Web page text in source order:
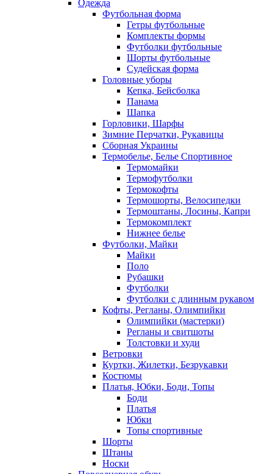
Одежда
Футбольная форма
Гетры футбольные
Комплекты формы
Футболки футбольные
Шорты футбольные
Судейская форма
Головные уборы
Кепка, Бейсболка
Панама
Шапка
Горловики, Шарфы
Зимние Перчатки, Рукавицы
Сборная Украины
Термобелье, Белье Спортивное
Термомайки
Термофутболки
Термокофты
Термошорты, Велосипедки
Термоштаны, Лосины, Капри
Термокомплект
Нижнее белье
Футболки, Майки
Майки
Поло
Рубашки
Футболки
Футболки с длинным рукавом
Кофты, Регланы, Олимпийки
Олимпийки (мастерки)
Регланы и свитшоты
Толстовки и худи
Ветровки
Куртки, Жилетки, Безрукавки
Костюмы
Платья, Юбки, Боди, Топы
Боди
Платья
Юбки
Топы спортивные
Шорты
Штаны
Носки